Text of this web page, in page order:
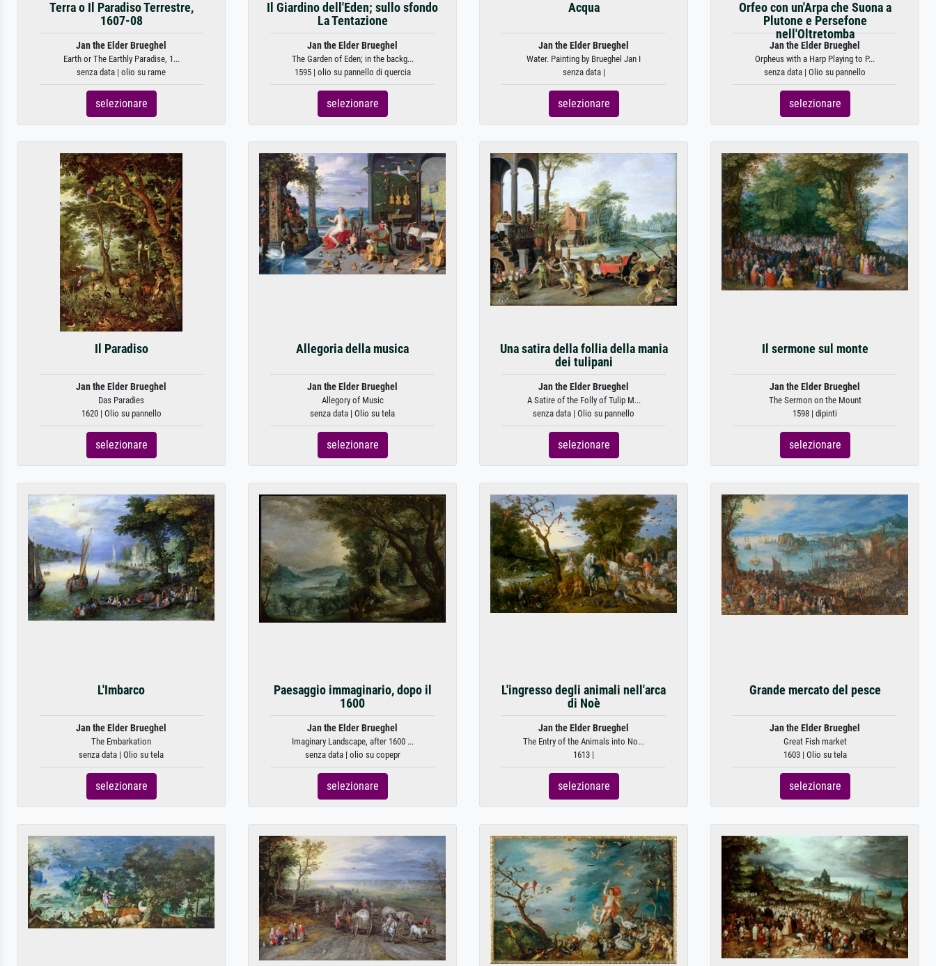
Terra o Il Paradiso Terrestre,
1607-08
Jan the Elder Brueghel
Earth or The Earthly Paradise, 1...
senza data | olio su rame
selezionare
Il Giardino dell'Eden; sullo sfondo
La Tentazione
Jan the Elder Brueghel
The Garden of Eden; in the backg...
1595 | olio su pannello di quercia
selezionare
Acqua
Jan the Elder Brueghel
Water. Painting by Brueghel Jan I
senza data |
selezionare
Orfeo con un'Arpa che Suona a
Plutone e Persefone
nell'Oltretomba
Jan the Elder Brueghel
Orpheus with a Harp Playing to P...
senza data | Olio su pannello
selezionare
Il Paradiso
Jan the Elder Brueghel
Das Paradies
1620 | Olio su pannello
selezionare
Allegoria della musica
Jan the Elder Brueghel
Allegory of Music
senza data | Olio su tela
selezionare
Una satira della follia della mania
dei tulipani
Jan the Elder Brueghel
A Satire of the Folly of Tulip M...
senza data | Olio su pannello
selezionare
Il sermone sul monte
Jan the Elder Brueghel
The Sermon on the Mount
1598 | dipinti
selezionare
L'Imbarco
Jan the Elder Brueghel
The Embarkation
senza data | Olio su tela
selezionare
Paesaggio immaginario, dopo il
1600
Jan the Elder Brueghel
Imaginary Landscape, after 1600 ...
senza data | olio su copepr
selezionare
L'ingresso degli animali nell'arca
di Noè
Jan the Elder Brueghel
The Entry of the Animals into No...
1613 |
selezionare
Grande mercato del pesce
Jan the Elder Brueghel
Great Fish market
1603 | Olio su tela
selezionare